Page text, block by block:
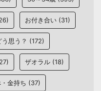
お付き合い (31)
う思う？ (172)
ザオラル (18)
金持ち (37)